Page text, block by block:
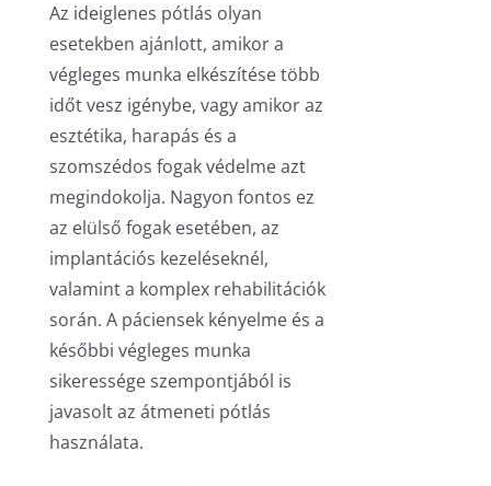
Az ideiglenes pótlás olyan
esetekben ajánlott, amikor a
végleges munka elkészítése több
időt vesz igénybe, vagy amikor az
esztétika, harapás és a
szomszédos fogak védelme azt
megindokolja. Nagyon fontos ez
az elülső fogak esetében, az
implantációs kezeléseknél,
valamint a komplex rehabilitációk
során. A páciensek kényelme és a
későbbi végleges munka
sikeressége szempontjából is
javasolt az átmeneti pótlás
használata.